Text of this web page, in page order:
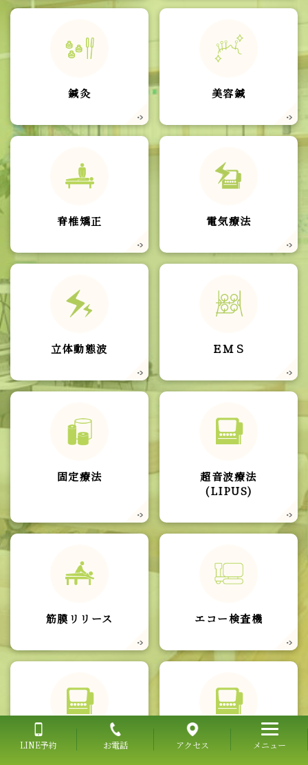
鍼灸 美容鍼
脊椎矯正 電気療法
立体動態波 ＥＭＳ
固定療法
超音波療法
(LIPUS)
筋膜リリース エコー検査機
ラジオ波
LINE予約 お電話 アクセス メニュー